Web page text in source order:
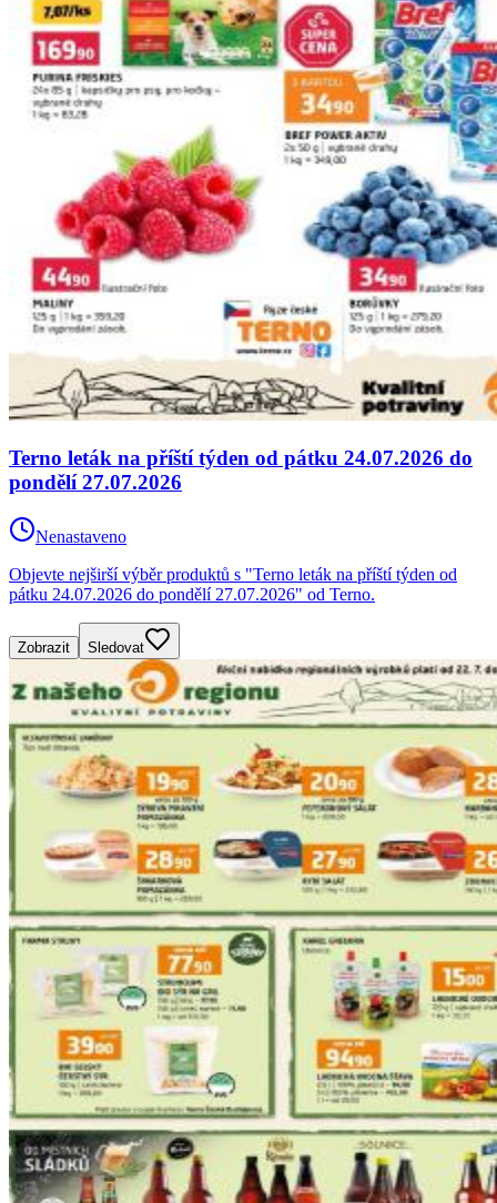
Terno leták na příští týden od pátku 24.07.2026 do
pondělí 27.07.2026
Nenastaveno
Objevte nejširší výběr produktů s "Terno leták na příští týden od
pátku 24.07.2026 do pondělí 27.07.2026" od Terno.
Zobrazit Sledovat